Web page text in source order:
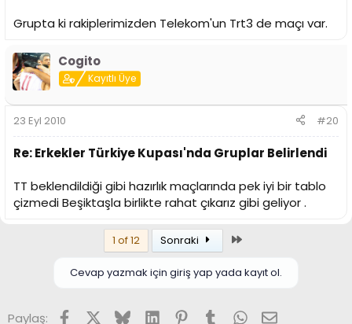
Grupta ki rakiplerimizden Telekom'un Trt3 de maçı var.
Cogito
Kayıtlı Üye
23 Eyl 2010 #20
Re: Erkekler Türkiye Kupası'nda Gruplar Belirlendi
TT beklendildiği gibi hazırlık maçlarında pek iyi bir tablo
çizmedi Beşiktaşla birlikte rahat çıkarız gibi geliyor .
1 of 12 Sonraki
Cevap yazmak için giriş yap yada kayıt ol.
Paylaş: FacebookX (Twitter)
BlueskyLinkedInPinterest
TumblrWhatsApp
E-posta